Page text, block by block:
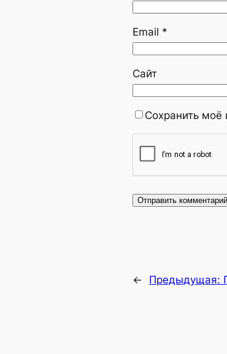
Email *
Сайт
Сохранить моё
← Предыдущая: